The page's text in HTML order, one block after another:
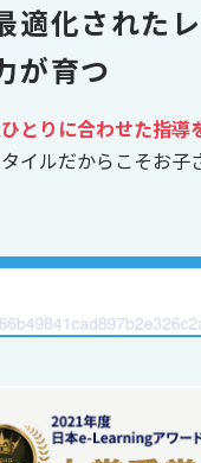
化されたレ
が育つ
とりに合わせた指導
イルだからこそお子